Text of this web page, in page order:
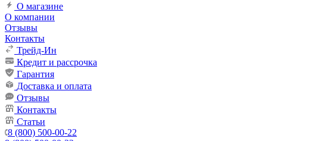
О магазине
О компании
Отзывы
Контакты
Трейд-Ин
Кредит и рассрочка
Гарантия
Доставка и оплата
Отзывы
Контакты
Статьи
8 (800) 500-00-22